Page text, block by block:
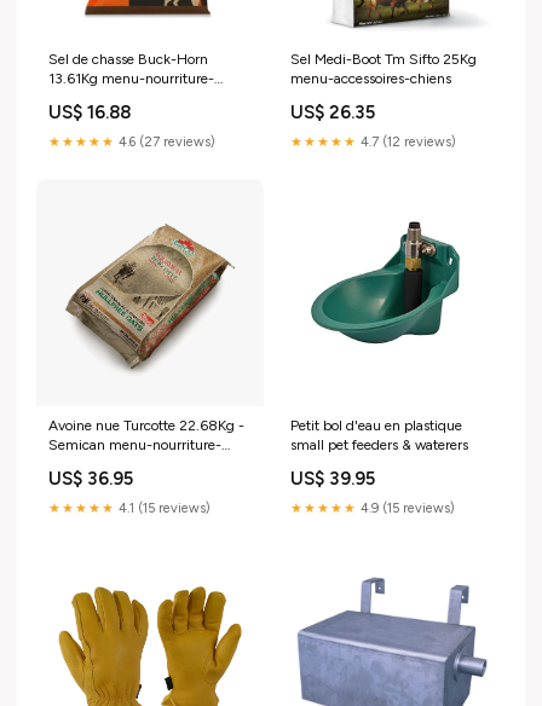
Sel de chasse Buck-Horn
13.61Kg menu-nourriture-
US$ 16.88
★★★★★ 4.6 (27 reviews)
Sel Medi-Boot Tm Sifto 25Kg
menu-accessoires-chiens
US$ 26.35
★★★★★ 4.7 (12 reviews)
Avoine nue Turcotte 22.68Kg -
Semican menu-nourriture-
US$ 36.95
★★★★★ 4.1 (15 reviews)
Petit bol d'eau en plastique
small pet feeders & waterers
US$ 39.95
★★★★★ 4.9 (15 reviews)